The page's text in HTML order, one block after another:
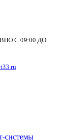
С 09:00 ДО
системы